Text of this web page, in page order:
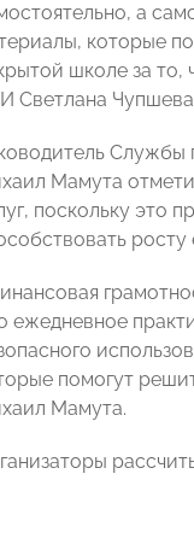
а
которые
школе за то,
Светлана
Службы
Мамута
поскольку это
росту
ежедневное
помогут
Мамута.